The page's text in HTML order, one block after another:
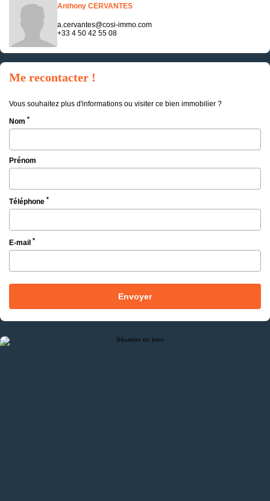
Anthony CERVANTES
a.cervantes@cosi-immo.com
+33 4 50 42 55 08
Me recontacter !
Vous souhaitez plus d'informations ou visiter ce bien immobilier ?
Nom *
Prénom
Téléphone *
E-mail *
Envoyer